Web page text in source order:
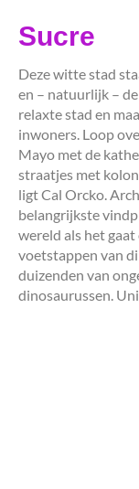
Sucre
Deze witte stad
en – natuurlijk –
relaxte stad en
inwoners. Loop
Mayo met de
straatjes met
ligt Cal Orcko.
belangrijkste
wereld als het
voetstappen van
duizenden van
dinosaurussen.